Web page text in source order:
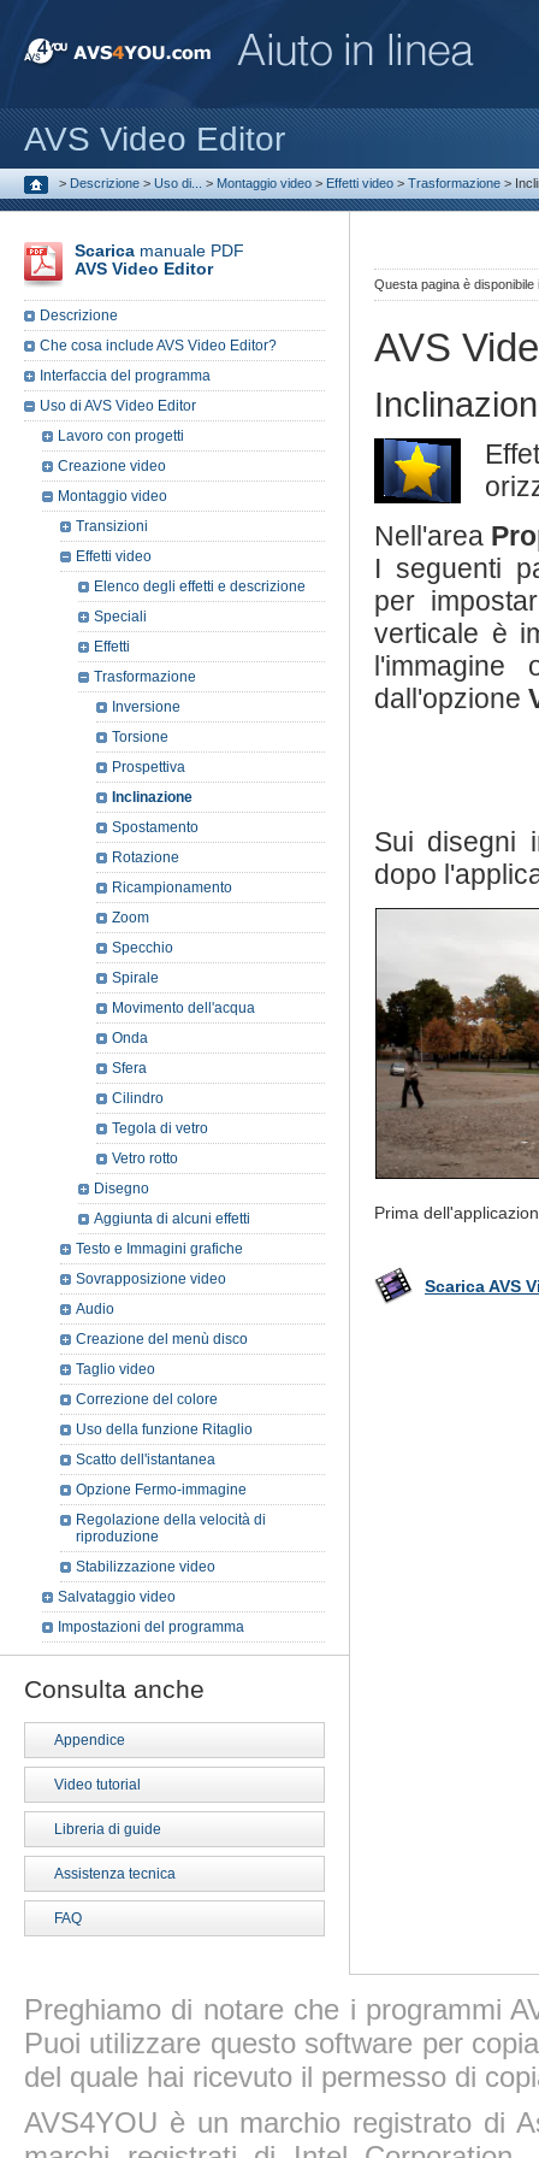
AVS Video Editor
> Descrizione > Uso di... > Montaggio video > Effetti video > Trasformazione >
Questa pagina è
AVS
Nell'area
I seguenti
per
verticale è
l'immagine
dall'opzione
Sui disegni
dopo
Prima
Scarica AVS
Scarica manuale PDF
AVS Video Editor
Descrizione
Che cosa include AVS Video Editor?
Interfaccia del programma
Uso di AVS Video Editor
Lavoro con progetti
Creazione video
Montaggio video
Transizioni
Effetti video
Elenco degli effetti e descrizione
Speciali
Effetti
Trasformazione
Inversione
Torsione
Prospettiva
Inclinazione
Spostamento
Rotazione
Ricampionamento
Zoom
Specchio
Spirale
Movimento dell'acqua
Onda
Sfera
Cilindro
Tegola di vetro
Vetro rotto
Disegno
Aggiunta di alcuni effetti
Testo e Immagini grafiche
Sovrapposizione video
Audio
Creazione del menù disco
Taglio video
Correzione del colore
Uso della funzione Ritaglio
Scatto dell'istantanea
Opzione Fermo-immagine
Regolazione della velocità di
riproduzione
Stabilizzazione video
Salvataggio video
Impostazioni del programma
Consulta anche
Appendice
Video tutorial
Libreria di guide
Assistenza tecnica
FAQ
Preghiamo di notare che i programmi
Puoi utilizzare questo software per
del quale hai ricevuto il permesso di
AVS4YOU è un marchio registrato di